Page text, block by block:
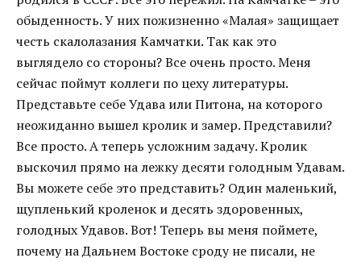
обыденность. У них пожизненно «Малая» защищает
честь скалолазания Камчатки. Так как это
выглядело со стороны? Все очень просто. Меня
сейчас поймут коллеги по цеху литературы.
Представьте себе Удава или Питона, на которого
неожиданно вышел кролик и замер. Представили?
Все просто. А теперь усложним задачу. Кролик
выскочил прямо на лежку десяти голодным Удавам.
Вы можете себе это представить? Один маленький,
щупленький кроленок и десять здоровенных,
голодных Удавов. Вот! Теперь вы меня поймете,
почему на Дальнем Востоке сроду не писали, не